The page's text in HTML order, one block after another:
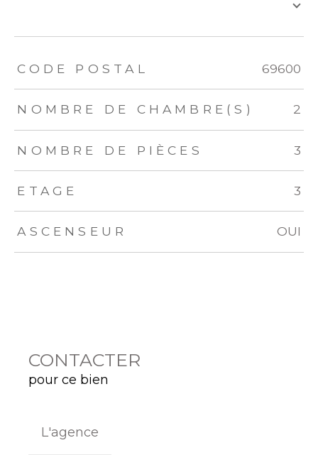
TRAD_ZEPHYR_Caracteristique TRAD_ZEPHYR_Valeurs
CODE POSTAL 69600
NOMBRE DE CHAMBRE(S) 2
NOMBRE DE PIÈCES 3
ETAGE 3
ASCENSEUR OUI
CONTACTER
pour ce bien
L'agence